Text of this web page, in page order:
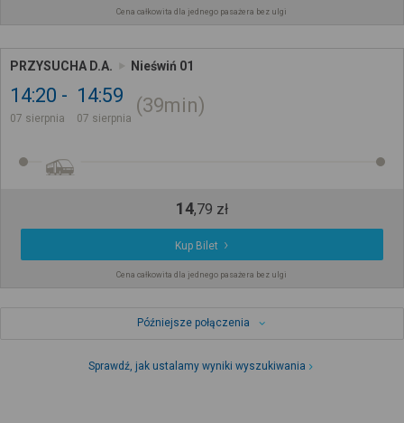
Cena całkowita dla jednego pasażera bez ulgi
PRZYSUCHA D.A. Nieświń 01
14:20
07 sierpnia
14:59
07 sierpnia
39min
14,79 zł
Kup Bilet
Cena całkowita dla jednego pasażera bez ulgi
Późniejsze połączenia
Sprawdź, jak ustalamy wyniki wyszukiwania